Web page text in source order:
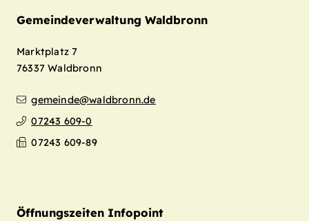
Gemeindeverwaltung Waldbronn
Marktplatz 7
76337 Waldbronn
gemeinde@waldbronn.de
07243 609-0
07243 609-89
Öffnungszeiten Infopoint